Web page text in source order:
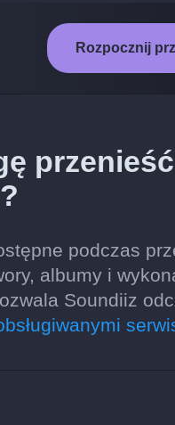
Rozpocznij
podczas
albumy i
Soundiiz